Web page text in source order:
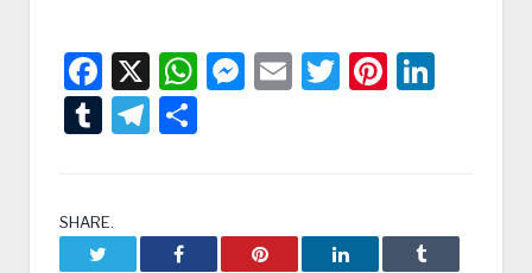
Facebook
X WhatsApp
Messenger
EmailTwitter
TumblrTelegram
SHARE.
Facebook Pinterest LinkedIn Tumblr